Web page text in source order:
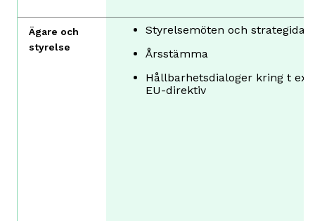
Ägare och
styrelse
Styrelsemöten och strategidag
Årsstämma
Hållbarhetsdialoger kring t ex
EU-direktiv